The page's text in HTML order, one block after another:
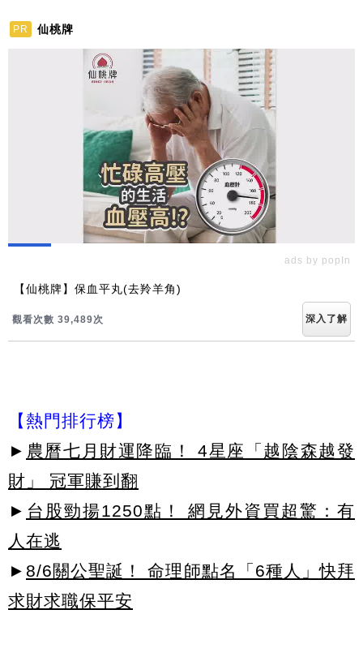
PR 仙桃牌
ads by popIn
【仙桃牌】保血平丸(去羚羊角)
觀看次數 39,489次 深入了解
【熱門排行榜】
► 農曆七月財運降臨！ 4星座「越陰森越發
財」 冠軍賺到翻
► 台股勁揚1250點！ 網見外資買超驚：有
人在逃
► 8/6關公聖誕！ 命理師點名「6種人」快拜
求財求職保平安